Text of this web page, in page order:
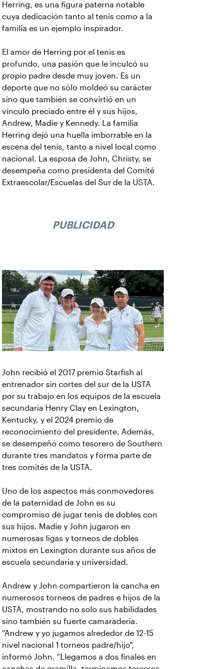
Herring, es una figura paterna notable
cuya dedicación tanto al tenis como a la
familia es un ejemplo inspirador.
El amor de Herring por el tenis es
profundo, una pasión que le inculcó su
propio padre desde muy joven. Es un
deporte que no sólo moldeó su carácter
sino que también se convirtió en un
vínculo preciado entre él y sus hijos,
Andrew, Madie y Kennedy. La familia
Herring dejó una huella imborrable en la
escena del tenis, tanto a nivel local como
nacional. La esposa de John, Christy, se
desempeña como presidenta del Comité
Extraescolar/Escuelas del Sur de la USTA.
PUBLICIDAD
John recibió el 2017 premio Starfish al
entrenador sin cortes del sur de la USTA
por su trabajo en los equipos de la escuela
secundaria Henry Clay en Lexington,
Kentucky, y el 2024 premio de
reconocimiento del presidente. Además,
se desempeñó como tesorero de Southern
durante tres mandatos y forma parte de
tres comités de la USTA.
Uno de los aspectos más conmovedores
de la paternidad de John es su
compromiso de jugar tenis de dobles con
sus hijos. Madie y John jugaron en
numerosas ligas y torneos de dobles
mixtos en Lexington durante sus años de
escuela secundaria y universidad.
Andrew y John compartieron la cancha en
numerosos torneos de padres e hijos de la
USTA, mostrando no solo sus habilidades
sino también su fuerte camaradería.
“Andrew y yo jugamos alrededor de 12-15
nivel nacional 1 torneos padre/hijo",
informó John. “Llegamos a dos finales en